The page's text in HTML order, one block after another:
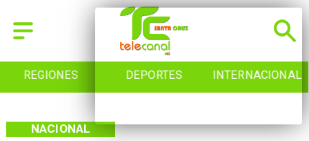
REGIONES DEPORTES INTERNACIONAL
NACIONAL